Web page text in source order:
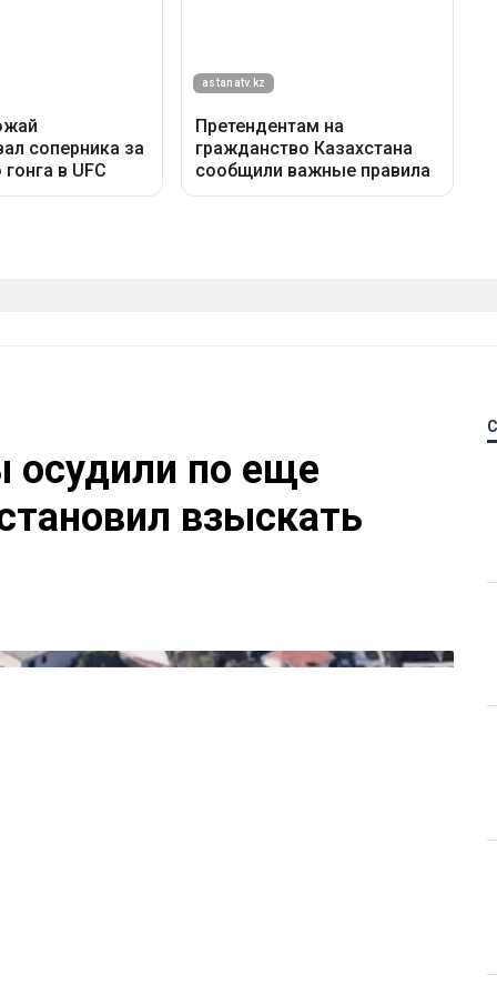
осудили по еще
взыскать